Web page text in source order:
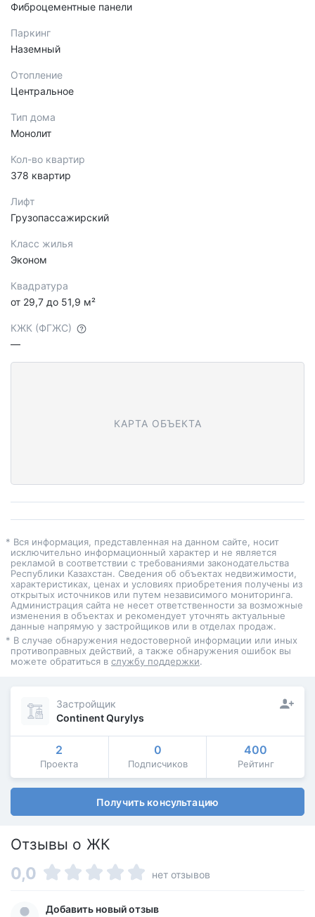
Фиброцементные панели
Паркинг
Наземный
Отопление
Центральное
Тип дома
Монолит
Кол-во квартир
378 квартир
Лифт
Грузопассажирский
Класс жилья
Эконом
Квадратура
от 29,7 до 51,9 м²
КЖК (ФГЖС)
—
КАРТА ОБЪЕКТА
* Вся информация, представленная на данном сайте, носит
исключительно информационный характер и не является
рекламой в соответствии с требованиями законодательства
Республики Казахстан. Сведения об объектах недвижимости,
характеристиках, ценах и условиях приобретения получены из
открытых источников или путем независимого мониторинга.
Администрация сайта не несет ответственности за возможные
изменения в объектах и рекомендует уточнять актуальные
данные напрямую у застройщиков или в отделах продаж.
* В случае обнаружения недостоверной информации или иных
противоправных действий, а также обнаружения ошибок вы
можете обратиться в службу поддержки.
Застройщик
Continent Qurylys
2
Проекта
0
Подписчиков
400
Рейтинг
Получить консультацию
Отзывы о ЖК
0,0 нет отзывов
Добавить новый отзыв